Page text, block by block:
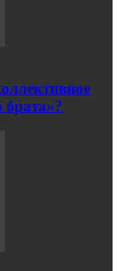
брата»?